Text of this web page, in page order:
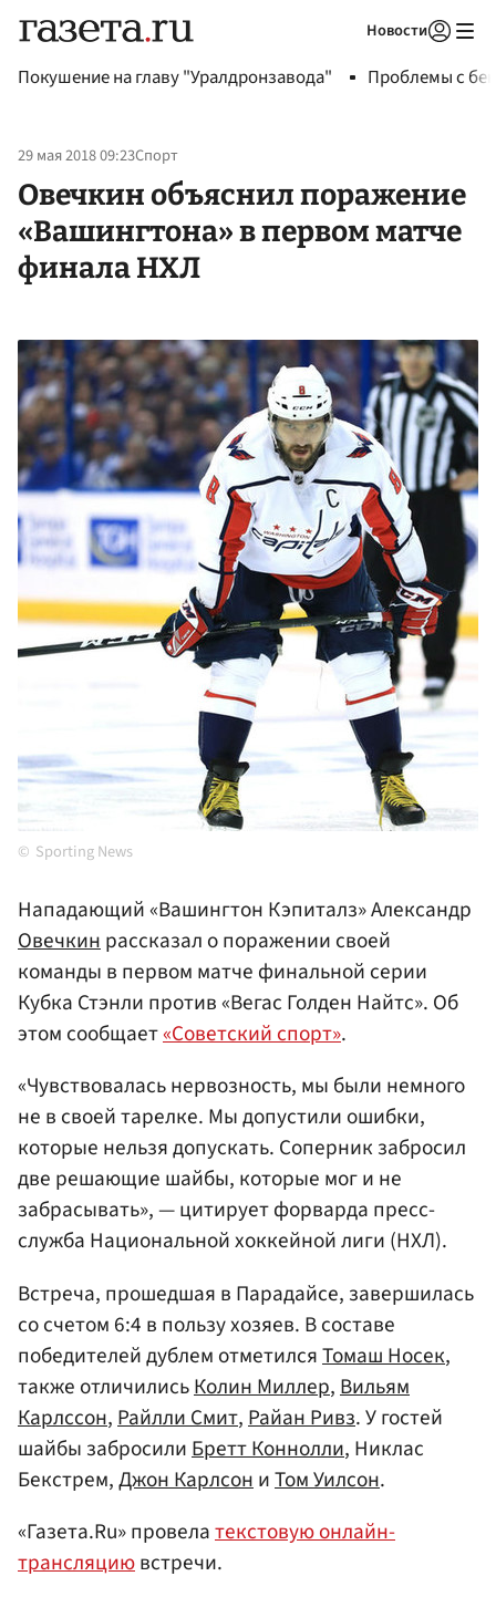
Новости
Покушение на главу "Уралдронзавода" Проблемы с
29 мая 2018 09:23Спорт
Овечкин объяснил поражение
«Вашингтона» в первом матче
финала НХЛ
Sporting News
Нападающий «Вашингтон Кэпиталз» Александр
Овечкинрассказал о поражении своей
команды в первом матче финальной серии
Кубка Стэнли против «Вегас Голден Найтс». Об
этом сообщает«Советский спорт».
«Чувствовалась нервозность, мы были немного
не в своей тарелке. Мы допустили ошибки,
которые нельзя допускать. Соперник забросил
две решающие шайбы, которые мог и не
забрасывать», — цитирует форварда пресс-
служба Национальной хоккейной лиги (НХЛ).
Встреча, прошедшая в Парадайсе, завершилась
со счетом 6:4 в пользу хозяев. В составе
победителей дублем отметилсяТомаш Носек,
также отличилисьКолин Миллер, Вильям
Карлссон, Райлли Смит, Райан Ривз. У гостей
шайбы забросили Бретт Коннолли, Никлас
Бекстрем,Джон Карлсон иТом Уилсон.
«Газета.Ru» провелатекстовую онлайн-
трансляциювстречи.